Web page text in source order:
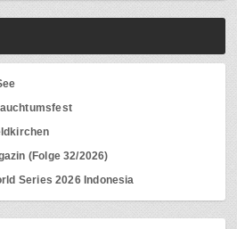
(Folge 32/2026)
Series 2026 Indonesia